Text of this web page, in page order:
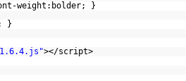
weight:bolder; }
}
></script>